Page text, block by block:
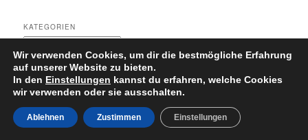
KATEGORIEN
Kategorien
Datenschutzerklärung Stolz präsentiert von WordPress
Wir verwenden Cookies, um dir die bestmögliche Erfahrung
auf unserer Website zu bieten.
In den Einstellungen kannst du erfahren, welche Cookies
wir verwenden oder sie ausschalten.
Zustimmen
Ablehnen Einstellungen